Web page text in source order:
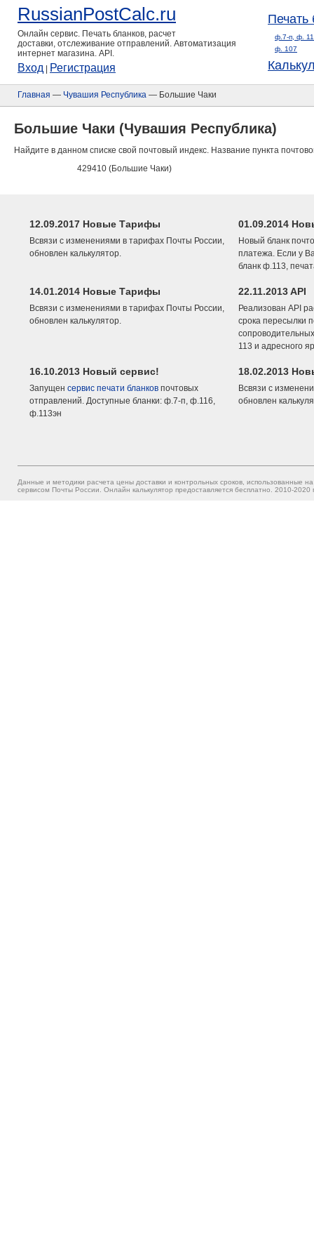
RussianPostCalc.ru
Онлайн сервис. Печать бланков, расчет
доставки, отслеживание отправлений. Автоматизация
интернет магазина. API.
Вход Регистрация
Печать
ф.7-п, ф.
ф. 107
Главная — Чувашия Республика — Большие Чаки
Большие Чаки (Чувашия Республика)
Найдите в данном списке свой почтовый индекс. Название пункта
429410 (Большие Чаки)
12.09.2017 Новые Тарифы
Всвязи с изменениями в тарифах Почты России,
обновлен калькулятор.
01.09.2014
Новый бланк
платежа. Если у
бланк ф.113,
14.01.2014 Новые Тарифы
Всвязи с изменениями в тарифах Почты России,
обновлен калькулятор.
22.11.2013 API
Реализован API
срока пересылки
113 и адресного
16.10.2013 Новый сервис!
Запущен сервис печати бланков почтовых
отправлений. Доступные бланки: ф.7-п, ф.116,
ф.113эн
18.02.2013
Всвязи с
обновлен
Данные и методики расчета цены доставки и контрольных сроков, использованные
сервисом Почты России. Онлайн калькулятор предоставляется бесплатно. 2010-2020